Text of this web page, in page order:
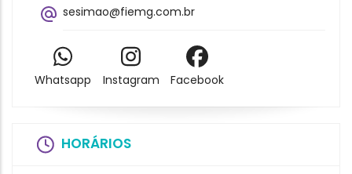
sesimao@fiemg.com.br
Whatsapp Instagram Facebook
HORÁRIOS